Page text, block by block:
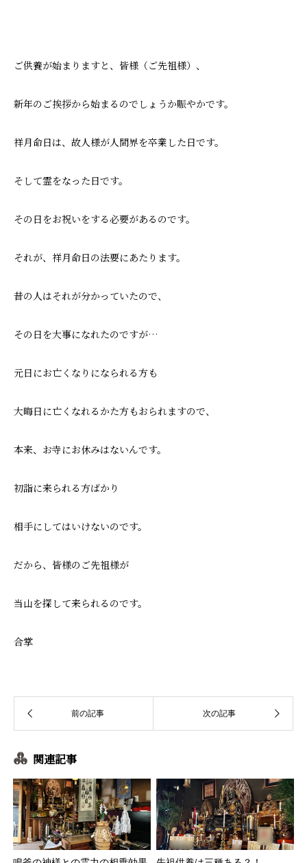
ご供養が始まりますと、皆様（ご先祖様）、
新年のご挨拶から始まるのでしょうか賑やかです。
祥月命日は、故人様が人間界を卒業した日です。
そして霊をなった日です。
その日をお祝いをする必要があるのです。
それが、祥月命日の法要にあたります。
昔の人はそれが分かっていたので、
その日を大事になれたのですが…
元日にお亡くなりになられる方も
大晦日に亡くなれるかた方もおられますので、
本来、お寺にお休みはないんです。
初詣に来られる方ばかり
相手にしてはいけないのです。
だから、皆様のご先祖様が
当山を探して来られるのです。
合掌
関連記事